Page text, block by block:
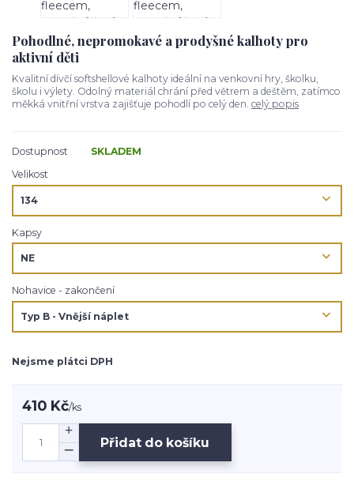
Pohodlné, nepromokavé a prodyšné kalhoty pro
aktivní děti
Kvalitní dívčí softshellové kalhoty ideální na venkovní hry, školku,
školu i výlety. Odolný materiál chrání před větrem a deštěm, zatímco
měkká vnitřní vrstva zajišťuje pohodlí po celý den. celý popis
Dostupnost
SKLADEM
Velikost
Kapsy
Nohavice - zakončení
Nejsme plátci DPH
410 Kč/ks
Přidat do košíku